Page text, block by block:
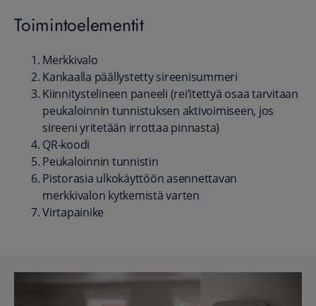
Toimintoelementit
Merkkivalo
Kankaalla päällystetty sireenisummeri
Kiinnitystelineen paneeli (rei’itettyä osaa tarvitaan
peukaloinnin tunnistuksen aktivoimiseen, jos
sireeni yritetään irrottaa pinnasta)
QR-koodi
Peukaloinnin tunnistin
Pistorasia ulkokäyttöön asennettavan
merkkivalon kytkemistä varten
Virtapainike